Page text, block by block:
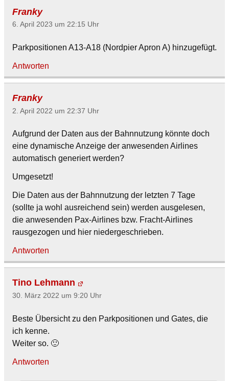
Franky
6. April 2023 um 22:15 Uhr
Parkpositionen A13-A18 (Nordpier Apron A) hinzugefügt.
Antworten
Franky
2. April 2022 um 22:37 Uhr
Aufgrund der Daten aus der Bahnnutzung könnte doch
eine dynamische Anzeige der anwesenden Airlines
automatisch generiert werden?
Umgesetzt!
Die Daten aus der Bahnnutzung der letzten 7 Tage
(sollte ja wohl ausreichend sein) werden ausgelesen,
die anwesenden Pax-Airlines bzw. Fracht-Airlines
rausgezogen und hier niedergeschrieben.
Antworten
Tino Lehmann
30. März 2022 um 9:20 Uhr
Beste Übersicht zu den Parkpositionen und Gates, die
ich kenne.
Weiter so. 🙂
Antworten